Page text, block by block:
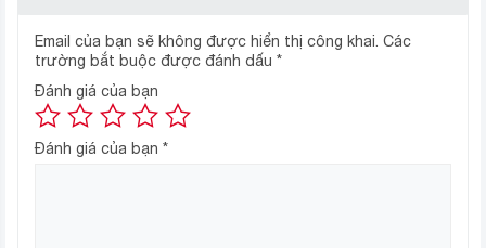
khí hơi lạnh, giúp luồng khí đi qua bộ lọc nhanh chóng lan
tỏa khắp tủ để kháng khuẩn, khử mùi và đảm bảo an
toàn thực phẩm cho người sử dụng.
Email của bạn sẽ không được hiển thị công khai. Các
trường bắt buộc được đánh dấu *
Đánh giá của bạn
Đánh giá của bạn *